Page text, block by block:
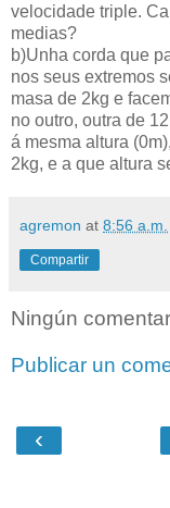
velocidade triple.
medias?
b)Unha corda que
nos seus extremos
masa de 2kg e
no outro, outra de
á mesma altura
2kg, e a que altura
agremon at 8:56 a.m.
Compartir
Ningún
Publicar un
‹